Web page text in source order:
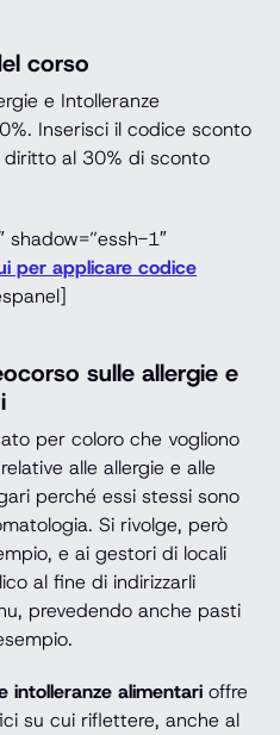
corso
e Intolleranze
Inserisci il codice sconto
diritto al 30% di sconto
shadow=”essh-1″
per applicare codice
sulle allergie e
per coloro che vogliono
alle allergie e alle
perché essi stessi sono
Si rivolge, però
e ai gestori di locali
al fine di indirizzarli
prevedendo anche pasti
intolleranze alimentari offre
su cui riflettere, anche al